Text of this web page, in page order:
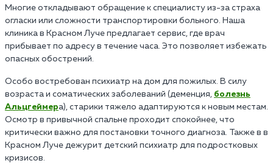
Многие откладывают обращение к специалисту из-за страха
огласки или сложности транспортировки больного. Наша
клиника в Красном Луче предлагает сервис, где врач
прибывает по адресу в течение часа. Это позволяет избежать
опасных обострений.
Особо востребован психиатр на дом для пожилых. В силу
возраста и соматических заболеваний (деменция, болезнь
Альцгеймера), старики тяжело адаптируются к новым местам.
Осмотр в привычной спальне проходит спокойнее, что
критически важно для постановки точного диагноза. Также в в
Красном Луче дежурит детский психиатр для подростковых
кризисов.